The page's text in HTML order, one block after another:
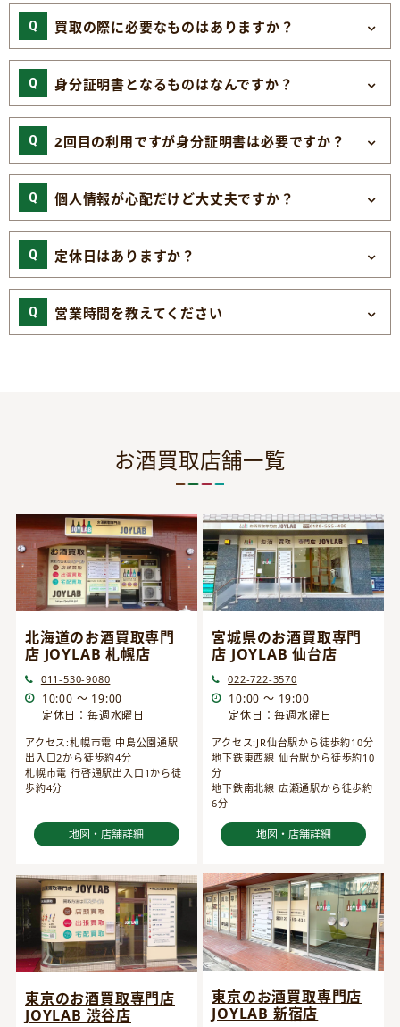
買取の際に必要なものはありますか？
身分証明書となるものはなんですか？
2回目の利用ですが身分証明書は必要ですか？
個人情報が心配だけど大丈夫ですか？
定休日はありますか？
営業時間を教えてください
お酒買取店舗一覧
北海道のお酒買取専門
店 JOYLAB 札幌店
011-530-9080
10:00 ～ 19:00
定休日：毎週水曜日
アクセス:札幌市電 中島公園通駅
出入口2から徒歩約4分
札幌市電 行啓通駅出入口1から徒
歩約4分
地図・店舗詳細
宮城県のお酒買取専門
店 JOYLAB 仙台店
022-722-3570
10:00 ～ 19:00
定休日：毎週水曜日
アクセス:JR仙台駅から徒歩約10分
地下鉄東西線 仙台駅から徒歩約10
分
地下鉄南北線 広瀬通駅から徒歩約
6分
地図・店舗詳細
東京のお酒買取専門店
JOYLAB 渋谷店
東京のお酒買取専門店
JOYLAB 新宿店